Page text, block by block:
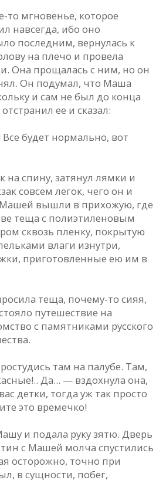
то мгновенье, которое
навсегда, ибо оно
последним, вернулась к
на плечо и провела
Она прощалась с ним, но он
Он подумал, что Маша
и сам не был до конца
ее и сказал:
будет нормально, вот
на спину, затянул лямки и
совсем легок, чего он и
вышли в прихожую, где
теща с полиэтиленовым
сквозь пленку, покрытую
влаги изнутри,
приготовленные ею им в
теща, почему-то сияя,
путешествие на
с памятниками русского
там на палубе. Там,
Да... — вздохнула она,
детки, тогда уж так просто
это времечко!
и подала руку зятю. Дверь
с Машей молча спустились
осторожно, точно при
в сущности, побег,